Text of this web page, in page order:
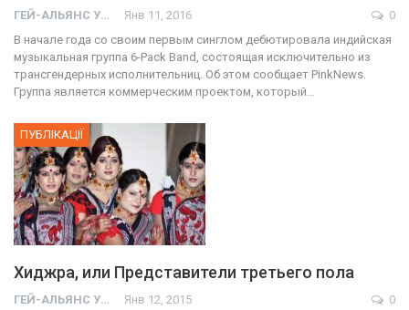
ГЕЙ-АЛЬЯНС УКРАИНА Янв 11, 2016
0
В начале года со своим первым синглом дебютировала индийская
музыкальная группа 6-Pack Band, состоящая исключительно из
трансгендерных исполнительниц. Об этом сообщает PinkNews.
Группа является коммерческим проектом, который…
ПУБЛІКАЦІЇ
Хиджра, или Представители третьего пола
ГЕЙ-АЛЬЯНС УКРАИНА Янв 12, 2015
0